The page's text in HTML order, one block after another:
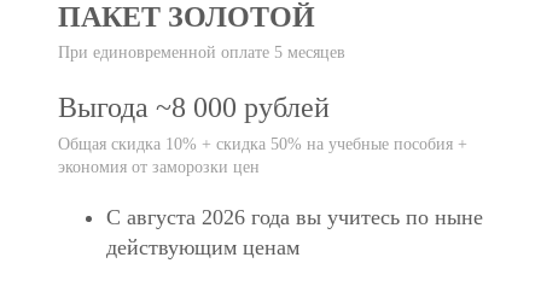
ПАКЕТ ЗОЛОТОЙ
При единовременной оплате 5 месяцев
Выгода ~8 000 рублей
Общая скидка 10% + скидка 50% на учебные пособия +
экономия от заморозки цен
С августа 2026 года вы учитесь по ныне
действующим ценам